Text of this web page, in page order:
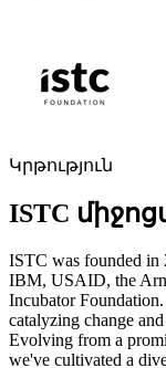
Կրթություն
ISTC
ISTC was founded in
IBM, USAID, the
Incubator
catalyzing change
Evolving from a
we've cultivated a